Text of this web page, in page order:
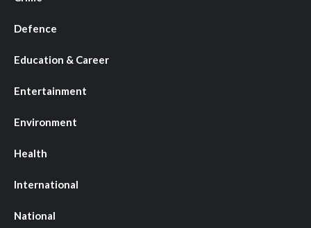
Defence
Education & Career
Entertainment
Environment
Health
International
National